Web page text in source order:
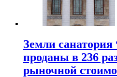
Земли
проданы в 236
рыночной